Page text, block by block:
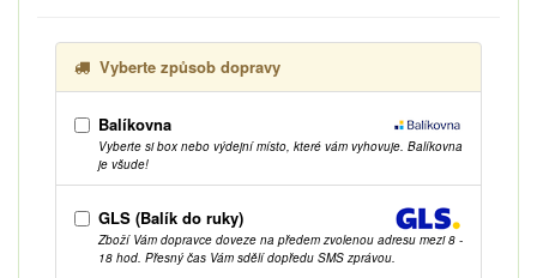
Vyberte způsob dopravy
Balíkovna
Vyberte si box nebo výdejní místo, které vám vyhovuje. Balíkovna
je všude!
GLS (Balík do ruky)
Zboží Vám dopravce doveze na předem zvolenou adresu mezi 8 -
18 hod. Přesný čas Vám sdělí dopředu SMS zprávou.